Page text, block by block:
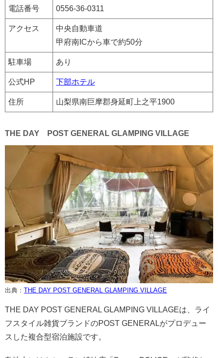
電話番号 0556-36-0311
アクセス
中央自動車道
甲府南ICから車で約50分
駐車場 あり
公式HP 下部ホテル
住所 山梨県南巨摩郡身延町上之平1900
THE DAY POST GENERAL GLAMPING VILLAGE
出典： THE DAY POST GENERAL GLAMPING VILLAGE
THE DAY POST GENERAL GLAMPING VILLAGEは、ライ
フスタイル雑貨ブランドのPOST GENERALがプロデュー
スした複合型宿泊施設です。